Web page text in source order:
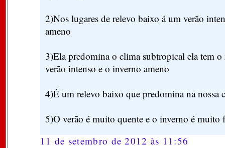
2)Nos lugares de relevo baixo á um verão
ameno
3)Ela predomina o clima subtropical ela tem
verão intenso e o inverno ameno
4)É um relevo baixo que predomina na nossa
5)O verão é muito quente e o inverno é muito
11 de setembro de 2012 às 11:56